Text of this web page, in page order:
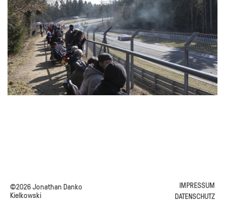
©2026 Jonathan Danko
Kielkowski
IMPRESSUM
DATENSCHUTZ